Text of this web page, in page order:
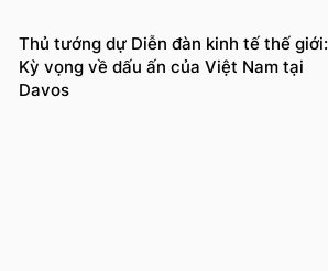
Thủ tướng dự Diễn đàn kinh tế thế giới:
Kỳ vọng về dấu ấn của Việt Nam tại
Davos